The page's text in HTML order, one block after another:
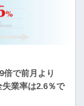
倍で前月より
業率は2.6％で